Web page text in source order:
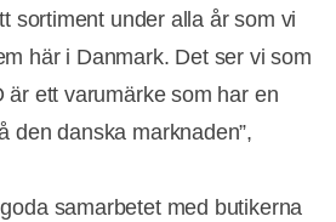
sortiment under alla år som vi
här i Danmark. Det ser vi som
är ett varumärke som har en
den danska marknaden”,
samarbetet med butikerna